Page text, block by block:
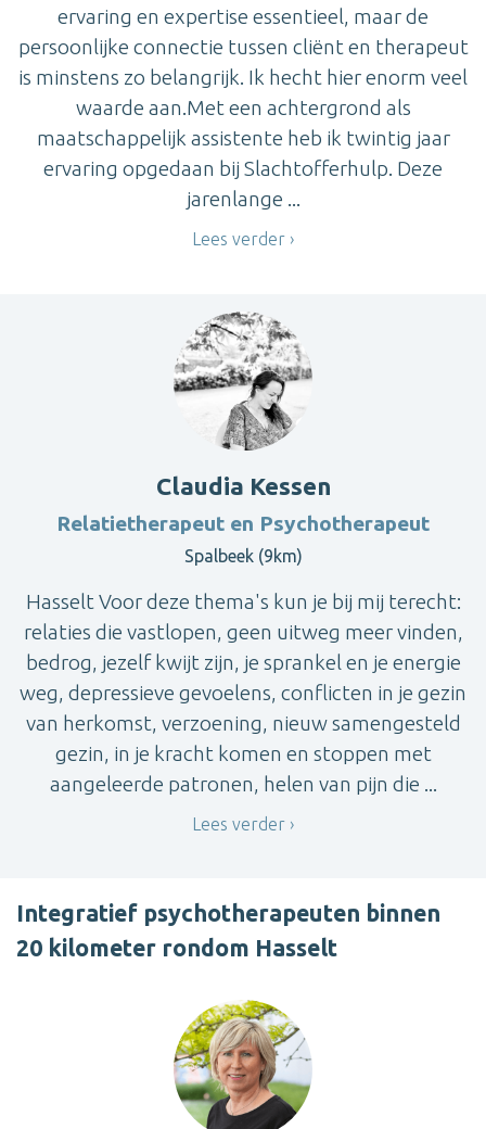
ervaring en expertise essentieel, maar de
persoonlijke connectie tussen cliënt en therapeut
is minstens zo belangrijk. Ik hecht hier enorm veel
waarde aan.Met een achtergrond als
maatschappelijk assistente heb ik twintig jaar
ervaring opgedaan bij Slachtofferhulp. Deze
jarenlange ...
Lees verder
Claudia Kessen
Relatietherapeut en Psychotherapeut
Spalbeek (9km)
Hasselt Voor deze thema's kun je bij mij terecht:
relaties die vastlopen, geen uitweg meer vinden,
bedrog, jezelf kwijt zijn, je sprankel en je energie
weg, depressieve gevoelens, conflicten in je gezin
van herkomst, verzoening, nieuw samengesteld
gezin, in je kracht komen en stoppen met
aangeleerde patronen, helen van pijn die ...
Lees verder
Integratief psychotherapeuten binnen
20 kilometer rondom Hasselt